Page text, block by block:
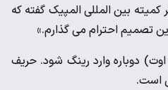
بین المللی المپیک گفته که
تصمیم احترام می گذارم.»
خلیف قرار است فردا شنبه (۳ اوت) دوباره وارد رینگ شود. حریف
است.